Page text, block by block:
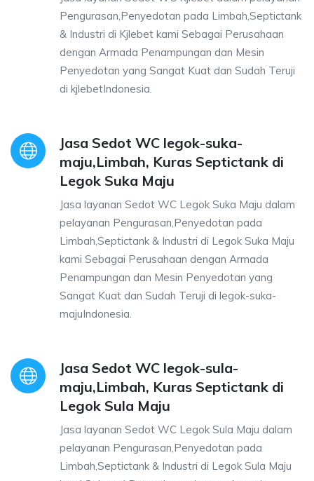
Pengurasan,Penyedotan pada Limbah,Septictank
& Industri di Kjlebet kami Sebagai Perusahaan
dengan Armada Penampungan dan Mesin
Penyedotan yang Sangat Kuat dan Sudah Teruji
di kjlebetIndonesia.
Jasa Sedot WC legok-suka-
maju,Limbah, Kuras Septictank di
Legok Suka Maju
Jasa layanan Sedot WC Legok Suka Maju dalam
pelayanan Pengurasan,Penyedotan pada
Limbah,Septictank & Industri di Legok Suka Maju
kami Sebagai Perusahaan dengan Armada
Penampungan dan Mesin Penyedotan yang
Sangat Kuat dan Sudah Teruji di legok-suka-
majuIndonesia.
Jasa Sedot WC legok-sula-
maju,Limbah, Kuras Septictank di
Legok Sula Maju
Jasa layanan Sedot WC Legok Sula Maju dalam
pelayanan Pengurasan,Penyedotan pada
Limbah,Septictank & Industri di Legok Sula Maju